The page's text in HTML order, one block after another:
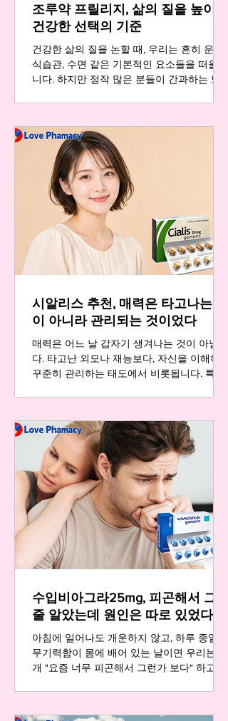
하는 것이 바로 레비트라입니다. 레비트라에
대한 올바른 이해와 레비트라배대지 활용 많
조루약 프릴리지, 삶의 질을 높이는
건강한 선택의 기준
건강한 삶의 질을 논할 때, 우리는 흔히 운동,
식습관, 수면 같은 기본적인 요소들을 떠올립
니다. 하지만 정작 많은 분들이 간과하는 또
느끼는 불안감이나 조바심은 자존감 하락으
로 이어지고, 이는 고독감이나 무기력함으로
까지 번질 수 있습니다. 이제는 이러한 문제
를 더 이상 방치하지 마세요. 건강한 선택은
단순히 몸의 컨디션을 넘어, 삶의 깊은 부분
까지 아우를 때 비로소 완성됩니다. 러브약국
과 함께 진정한 삶의 질을 높이는 기준을 세
워보시길 바랍니다. 조루약 프릴리지, 올바른
기준으로 선택하기 진정한 삶의 질을 고민한
다면, 단순히 증상을 덮는 것이 아닌 근본적
인 변화를 주는 선택을 해야 합니다. 바로 이
프릴리지의 주성분은 '닥록세틴'으로, 뇌 속
세로토닌의 재흡수를 조절하여 사정 반응을
시알리스 추천, 매력은 타고나는 것
이 아니라 관리되는 것이었다
매력은 어느 날 갑자기 생겨나는 것이 아닙니
다. 타고난 외모나 재능보다, 자신을 이해하고
꾸준히 관리하는 태도에서 비롯됩니다. 특히
그 신호를 무시하지 않고 당당한 해결책을 찾
는 것이 바로 매력적인 삶을 유지하는 비결입
니다. 매력의 본질, 꾸준한 관리에서 비롯되다
매력적인 사람들은 한 가지 공통점이 있습니
다. 바로 자신의 몸과 마음이 보내는 신호에
귀 기울이고, 필요한 순간에 현명한 선택을
한다는 것입니다. 발기부전은 더 이상 특정
연령층의 전유물이 아닙니다. 스트레스, 혈관
건강, 호르몬 변화 등 다양한 요인이 복합적
으로 작용해 나타나는 신체의 신호로, 20대에
서도 경험할 수 있는 흔한 문제입니다. 이러
깊어질 수 있습니다. 인터넷에는 비아그라 구
매 사이트, 온라인약국, 성인약국, 맥스비아
수입비아그라25mg, 피곤해서 그런
줄 알았는데 원인은 따로 있었다
아침에 일어나도 개운하지 않고, 하루 종일
무기력함이 몸에 배어 있는 날이면 우리는 대
개 "요즘 너무 피곤해서 그런가 보다" 하고 넘
이 자리 잡고 있을 때가 있습니다. 특히 나이